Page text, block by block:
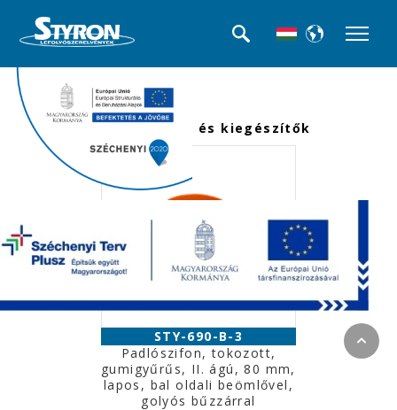
<<< Termék kategóriák
Padlószifonok és kiegészítők
STY-690-B-3
Padlószifon, tokozott,
gumigyűrűs, II. ágú, 80 mm,
lapos, bal oldali beömlővel,
golyós bűzzárral